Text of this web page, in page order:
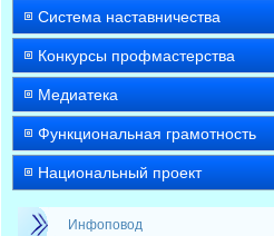
Система наставничества
Конкурсы профмастерства
Медиатека
Функциональная грамотность
Национальный проект
Инфоповод